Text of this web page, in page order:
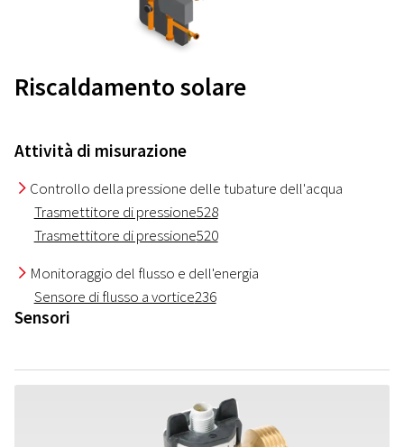
Riscaldamento solare
Attività di misurazione
I Controllo della pressione delle tubature dell'acqua
Trasmettitore di pressione528
Trasmettitore di pressione520
I Monitoraggio del flusso e dell'energia
Sensore di flusso a vortice236
Sensori